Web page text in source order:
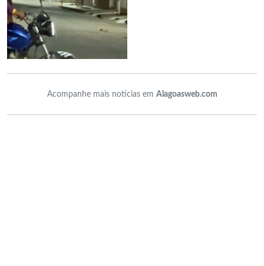
Acompanhe mais notícias em Alagoasweb.com